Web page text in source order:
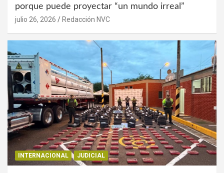
porque puede proyectar “un mundo irreal”
julio 26, 2026 Redacción NVC
INTERNACIONAL JUDICIAL